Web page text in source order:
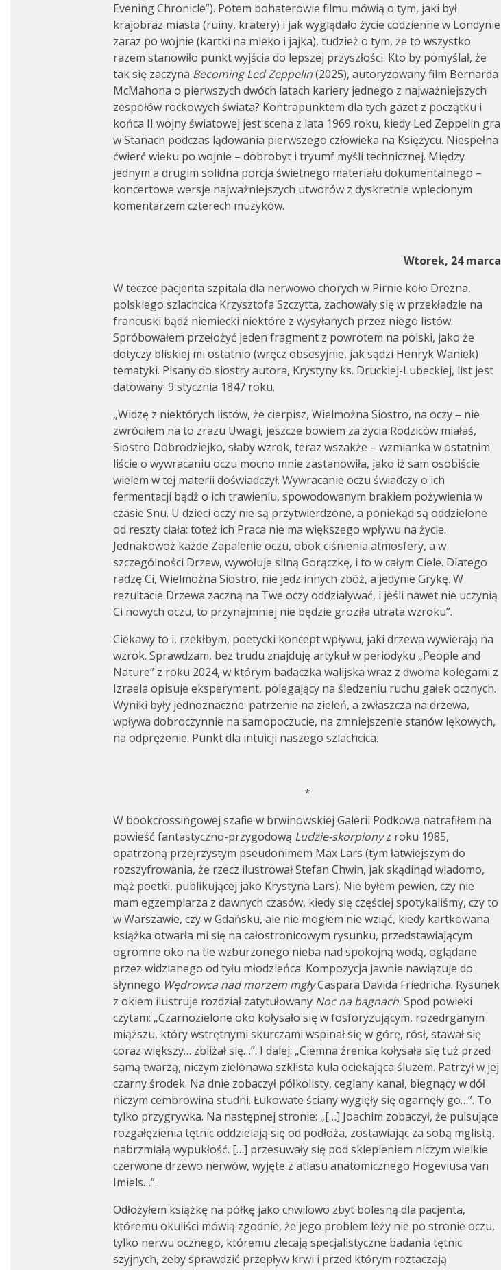
Evening Chronicle”). Potem bohaterowie filmu mówią o tym, jaki był
krajobraz miasta (ruiny, kratery) i jak wyglądało życie codzienne w Londynie
zaraz po wojnie (kartki na mleko i jajka), tudzież o tym, że to wszystko
razem stanowiło punkt wyjścia do lepszej przyszłości. Kto by pomyślał, że
tak się zaczyna Becoming Led Zeppelin(2025), autoryzowany film Bernarda
McMahona o pierwszych dwóch latach kariery jednego z najważniejszych
zespołów rockowych świata? Kontrapunktem dla tych gazet z początku i
końca II wojny światowej jest scena z lata 1969 roku, kiedy Led Zeppelin gra
w Stanach podczas lądowania pierwszego człowieka na Księżycu. Niespełna
ćwierć wieku po wojnie – dobrobyt i tryumf myśli technicznej. Między
jednym a drugim solidna porcja świetnego materiału dokumentalnego –
koncertowe wersje najważniejszych utworów z dyskretnie wplecionym
komentarzem czterech muzyków.
Wtorek, 24 marca
W teczce pacjenta szpitala dla nerwowo chorych w Pirnie koło Drezna,
polskiego szlachcica Krzysztofa Szczytta, zachowały się w przekładzie na
francuski bądź niemiecki niektóre z wysyłanych przez niego listów.
Spróbowałem przełożyć jeden fragment z powrotem na polski, jako że
dotyczy bliskiej mi ostatnio (wręcz obsesyjnie, jak sądzi Henryk Waniek)
tematyki. Pisany do siostry autora, Krystyny ks. Druckiej-Lubeckiej, list jest
datowany: 9 stycznia 1847 roku.
„Widzę z niektórych listów, że cierpisz, Wielmożna Siostro, na oczy – nie
zwróciłem na to zrazu Uwagi, jeszcze bowiem za życia Rodziców miałaś,
Siostro Dobrodziejko, słaby wzrok, teraz wszakże – wzmianka w ostatnim
liście o wywracaniu oczu mocno mnie zastanowiła, jako iż sam osobiście
wielem w tej materii doświadczył. Wywracanie oczu świadczy o ich
fermentacji bądź o ich trawieniu, spowodowanym brakiem pożywienia w
czasie Snu. U dzieci oczy nie są przytwierdzone, a poniekąd są oddzielone
od reszty ciała: toteż ich Praca nie ma większego wpływu na życie.
Jednakowoż każde Zapalenie oczu, obok ciśnienia atmosfery, a w
szczególności Drzew, wywołuje silną Gorączkę, i to w całym Ciele. Dlatego
radzę Ci, Wielmożna Siostro, nie jedz innych zbóż, a jedynie Grykę. W
rezultacie Drzewa zaczną na Twe oczy oddziaływać, i jeśli nawet nie uczynią
Ci nowych oczu, to przynajmniej nie będzie groziła utrata wzroku”.
Ciekawy to i, rzekłbym, poetycki koncept wpływu, jaki drzewa wywierają na
wzrok. Sprawdzam, bez trudu znajduję artykuł w periodyku „People and
Nature” z roku 2024, w którym badaczka walijska wraz z dwoma kolegami z
Izraela opisuje eksperyment, polegający na śledzeniu ruchu gałek ocznych.
Wyniki były jednoznaczne: patrzenie na zieleń, a zwłaszcza na drzewa,
wpływa dobroczynnie na samopoczucie, na zmniejszenie stanów lękowych,
na odprężenie. Punkt dla intuicji naszego szlachcica.
*
W bookcrossingowej szafie w brwinowskiej Galerii Podkowa natrafiłem na
powieść fantastyczno-przygodową Ludzie-skorpionyz roku 1985,
opatrzoną przejrzystym pseudonimem Max Lars (tym łatwiejszym do
rozszyfrowania, że rzecz ilustrował Stefan Chwin, jak skądinąd wiadomo,
mąż poetki, publikującej jako Krystyna Lars). Nie byłem pewien, czy nie
mam egzemplarza z dawnych czasów, kiedy się częściej spotykaliśmy, czy to
w Warszawie, czy w Gdańsku, ale nie mogłem nie wziąć, kiedy kartkowana
książka otwarła mi się na całostronicowym rysunku, przedstawiającym
ogromne oko na tle wzburzonego nieba nad spokojną wodą, oglądane
przez widzianego od tyłu młodzieńca. Kompozycja jawnie nawiązuje do
słynnego Wędrowca nad morzem mgłyCaspara Davida Friedricha. Rysunek
z okiem ilustruje rozdział zatytułowany Noc na bagnach. Spod powieki
czytam: „Czarnozielone oko kołysało się w fosforyzującym, rozedrganym
miąższu, który wstrętnymi skurczami wspinał się w górę, rósł, stawał się
coraz większy… zbliżał się…”. I dalej: „Ciemna źrenica kołysała się tuż przed
samą twarzą, niczym zielonawa szklista kula ociekająca śluzem. Patrzył w jej
czarny środek. Na dnie zobaczył półkolisty, ceglany kanał, biegnący w dół
niczym cembrowina studni. Łukowate ściany wygięły się ogarnęły go…”. To
tylko przygrywka. Na następnej stronie: „[…] Joachim zobaczył, że pulsujące
rozgałęzienia tętnic oddzielają się od podłoża, zostawiając za sobą mglistą,
nabrzmiałą wypukłość. […] przesuwały się pod sklepieniem niczym wielkie
czerwone drzewo nerwów, wyjęte z atlasu anatomicznego Hogeviusa van
Imiels…”.
Odłożyłem książkę na półkę jako chwilowo zbyt bolesną dla pacjenta,
któremu okuliści mówią zgodnie, że jego problem leży nie po stronie oczu,
tylko nerwu ocznego, któremu zlecają specjalistyczne badania tętnic
szyjnych, żeby sprawdzić przepływ krwi i przed którym roztaczają